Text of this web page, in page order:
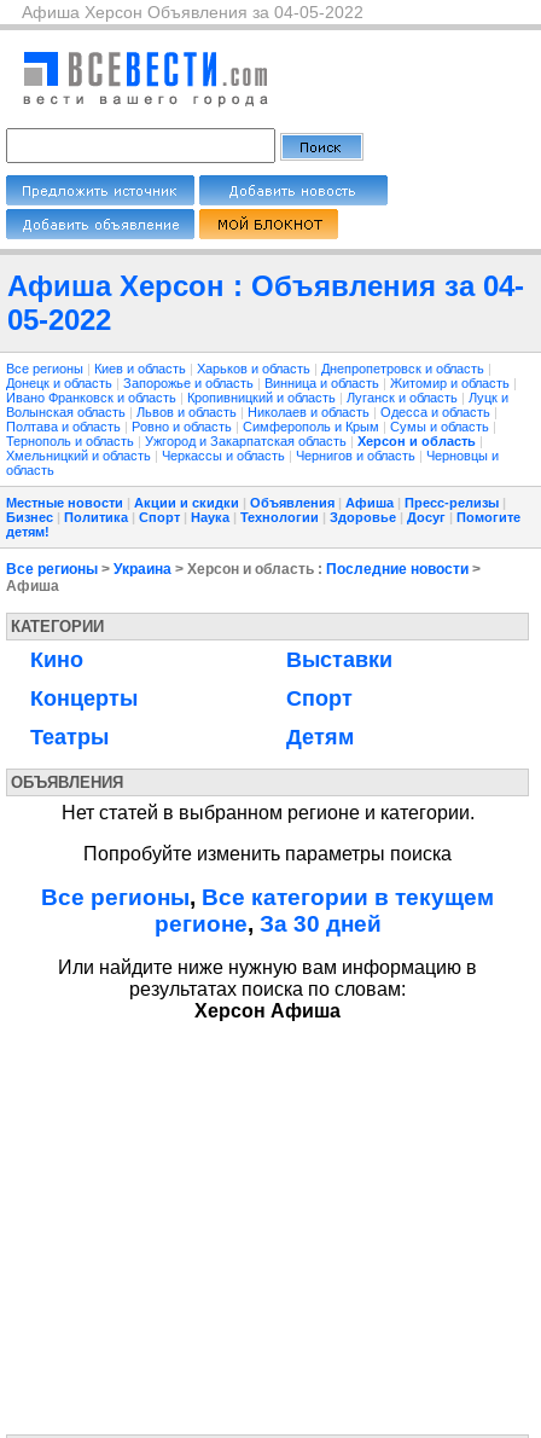
Афиша Херсон Объявления за 04-05-2022
Афиша Херсон : Объявления за 04-
05-2022
Все регионы | Киев и область | Харьков и область | Днепропетровск и область |
Донецк и область | Запорожье и область | Винница и область | Житомир и область |
Ивано Франковск и область | Кропивницкий и область | Луганск и область | Луцк и
Волынская область | Львов и область | Николаев и область | Одесса и область |
Полтава и область | Ровно и область | Симферополь и Крым | Сумы и область |
Тернополь и область | Ужгород и Закарпатская область | Херсон и область |
Хмельницкий и область | Черкассы и область | Чернигов и область | Черновцы и
область
Местные новости | Акции и скидки | Объявления | Афиша | Пресс-релизы |
Бизнес | Политика | Спорт | Наука | Технологии | Здоровье | Досуг | Помогите
детям!
Все регионы > Украина > Херсон и область : Последние новости >
Афиша
КАТЕГОРИИ
Кино
Концерты
Театры
Выставки
Спорт
Детям
ОБЪЯВЛЕНИЯ
Нет статей в выбранном регионе и категории.
Попробуйте изменить параметры поиска
Все регионы, Все категории в текущем
регионе, За 30 дней
Или найдите ниже нужную вам информацию в
результатах поиска по словам:
Херсон Афиша